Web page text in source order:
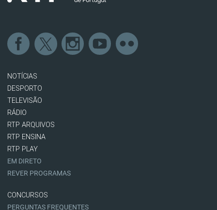
NOTÍCIAS
DESPORTO
TELEVISÃO
RÁDIO
RTP ARQUIVOS
RTP ENSINA
RTP PLAY
EM DIRETO
REVER PROGRAMAS
CONCURSOS
PERGUNTAS FREQUENTES